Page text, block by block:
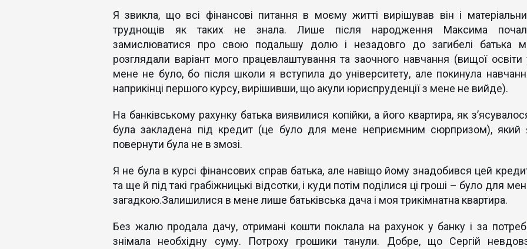
Я звикла, що всі фінансові питання в моєму житті вирішував він і
труднощів як таких не знала. Лише після народження Максима
замислюватися про свою подальшу долю і незадовго до загибелі батька
розглядали варіант мого працевлаштування та заочного навчання (вищої освіти
мене не було, бо після школи я вступила до університету, але покинула
наприкінці першого курсу, вирішивши, що акули юриспруденції з мене не вийде).
На банківському рахунку батька виявилися копійки, а його квартира, як
була закладена під кредит (це було для мене неприємним сюрпризом), який
повернути була не в змозі.
Я не була в курсі фінансових справ батька, але навіщо йому знадобився цей
та ще й під такі грабіжницькі відсотки, і куди потім поділися ці гроші – було для
загадкою.Залишилися в мене лише батьківська дача і моя трикімнатна квартира.
Без жалю продала дачу, отримані кошти поклала на рахунок у банку і за
знімала необхідну суму. Потроху грошики танули. Добре, що Сергій